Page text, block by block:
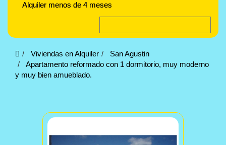
Alquiler menos de 4 meses
Viviendas en Alquiler
San Agustin
Apartamento reformado con 1 dormitorio, muy moderno
y muy bien amueblado.